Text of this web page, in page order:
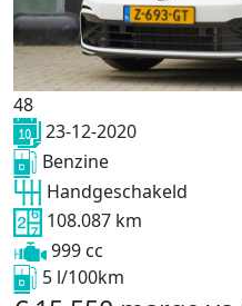
48
23-12-2020
Benzine
Handgeschakeld
108.087 km
999 cc
5 l/100km